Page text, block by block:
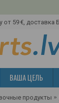
от 59 €,
ВАША ЦЕЛЬ
продукты